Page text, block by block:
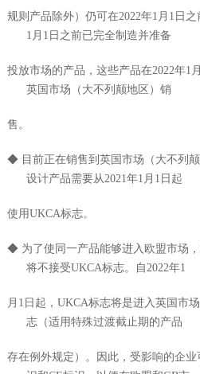
规则产品除外）仍可在2022年1月1日
1月1日之前已完全制造并准备
投放市场的产品，这些产品在2022年1
英国市场（大不列颠地区）销
售。
◆ 目前正在销售到英国市场（大不列
设计产品需要从2021年1月1日起
使用UKCA标志。
◆ 为了使同一产品能够进入欧盟市场
将不接受UKCA标志。自2022年1
月1日起，UKCA标志将是进入英国市
志（适用特殊过渡截止期的产品
存在例外规定）。因此，受影响的企